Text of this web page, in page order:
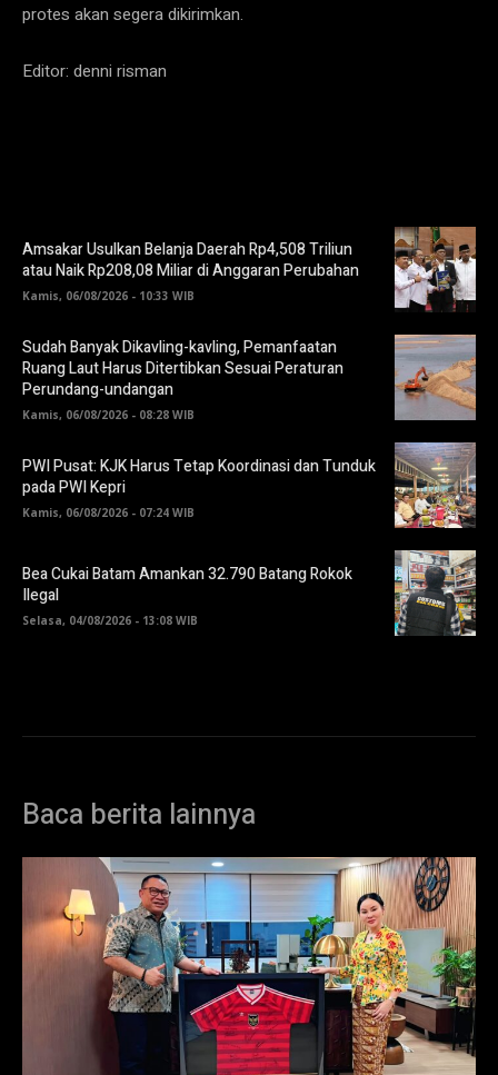
protes akan segera dikirimkan.
Editor: denni risman
Amsakar Usulkan Belanja Daerah Rp4,508 Triliun
atau Naik Rp208,08 Miliar di Anggaran Perubahan
Kamis, 06/08/2026 - 10:33 WIB
Sudah Banyak Dikavling-kavling, Pemanfaatan
Ruang Laut Harus Ditertibkan Sesuai Peraturan
Perundang-undangan
Kamis, 06/08/2026 - 08:28 WIB
PWI Pusat: KJK Harus Tetap Koordinasi dan Tunduk
pada PWI Kepri
Kamis, 06/08/2026 - 07:24 WIB
Bea Cukai Batam Amankan 32.790 Batang Rokok
Ilegal
Selasa, 04/08/2026 - 13:08 WIB
Baca berita lainnya